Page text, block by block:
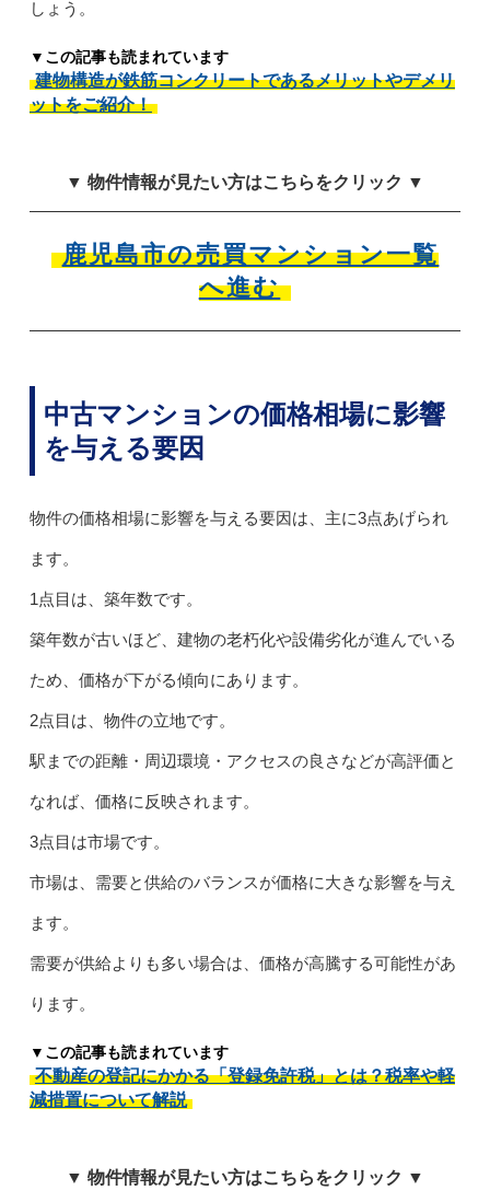
しょう。
▼この記事も読まれています
建物構造が鉄筋コンクリートであるメリットやデメリ
ットをご紹介！
▼ 物件情報が見たい方はこちらをクリック ▼
鹿児島市の売買マンション一覧
へ進む
中古マンションの価格相場に影響
を与える要因
物件の価格相場に影響を与える要因は、主に3点あげられ
ます。
1点目は、築年数です。
築年数が古いほど、建物の老朽化や設備劣化が進んでいる
ため、価格が下がる傾向にあります。
2点目は、物件の立地です。
駅までの距離・周辺環境・アクセスの良さなどが高評価と
なれば、価格に反映されます。
3点目は市場です。
市場は、需要と供給のバランスが価格に大きな影響を与え
ます。
需要が供給よりも多い場合は、価格が高騰する可能性があ
ります。
▼この記事も読まれています
不動産の登記にかかる「登録免許税」とは？税率や軽
減措置について解説
▼ 物件情報が見たい方はこちらをクリック ▼